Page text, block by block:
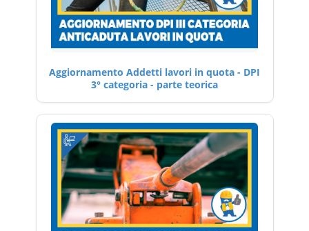
Aggiornamento Addetti lavori in quota - DPI
3° categoria - parte teorica